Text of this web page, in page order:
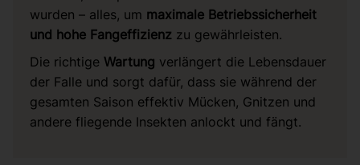
wurden – alles, um maximale Betriebssicherheit
und hohe Fangeffizienz zu gewährleisten.
Die richtige Wartung verlängert die Lebensdauer
der Falle und sorgt dafür, dass sie während der
gesamten Saison effektiv Mücken, Gnitzen und
andere fliegende Insekten anlockt und fängt.